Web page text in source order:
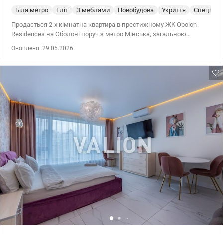
Біля метро Еліт З меблями Новобудова Укриття
Продається 2-х кімнатна квартира в престижному ЖК Obolon
Residences на Оболоні поруч з метро Мінська, загальною
інфраструктуру будинку входить: домашній кінотеатр на 8 персон
зі шкіряними розкладними кріслами як в Imax, тренажерний
зал на -2 поверсі, 2 пральні та сушильні кімнати, масажний
кабінет, ігрова кімната для підлітків із двома Sony Playstation 5 та
великим. кімнати для малюків, 2 конференц-зали на 27 поверсі
для проведення зустрічей тощо. Вуличний паркінг, підземний
паркінг, закрита територія для власників квартир з дитячим
майданчиком, ігровим полем все в одному: футбол/баскетбол/
волейбол/теніс. Ціна 320 000 у.о. +380502138771, +380954905411
Наталія www.valion.ua/1119548
Оновлено: 29.05.2026